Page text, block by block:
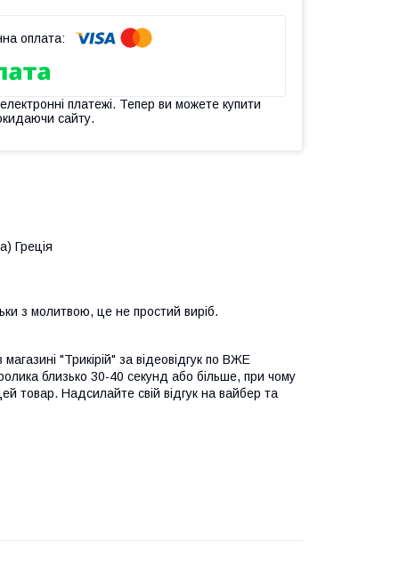
платежі. Тепер ви можете купити
сайту.
Греція
з молитвою, це не простий виріб.
"Трикірій" за відеовідгук по ВЖЕ
близько 30-40 секунд або більше, при чому
товар. Надсилайте свій відгук на вайбер та